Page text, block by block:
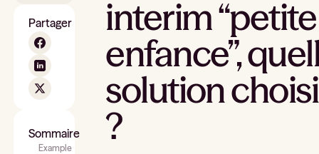
Partager
Sommaire
Example
interim “petite
enfance”,
solution
?